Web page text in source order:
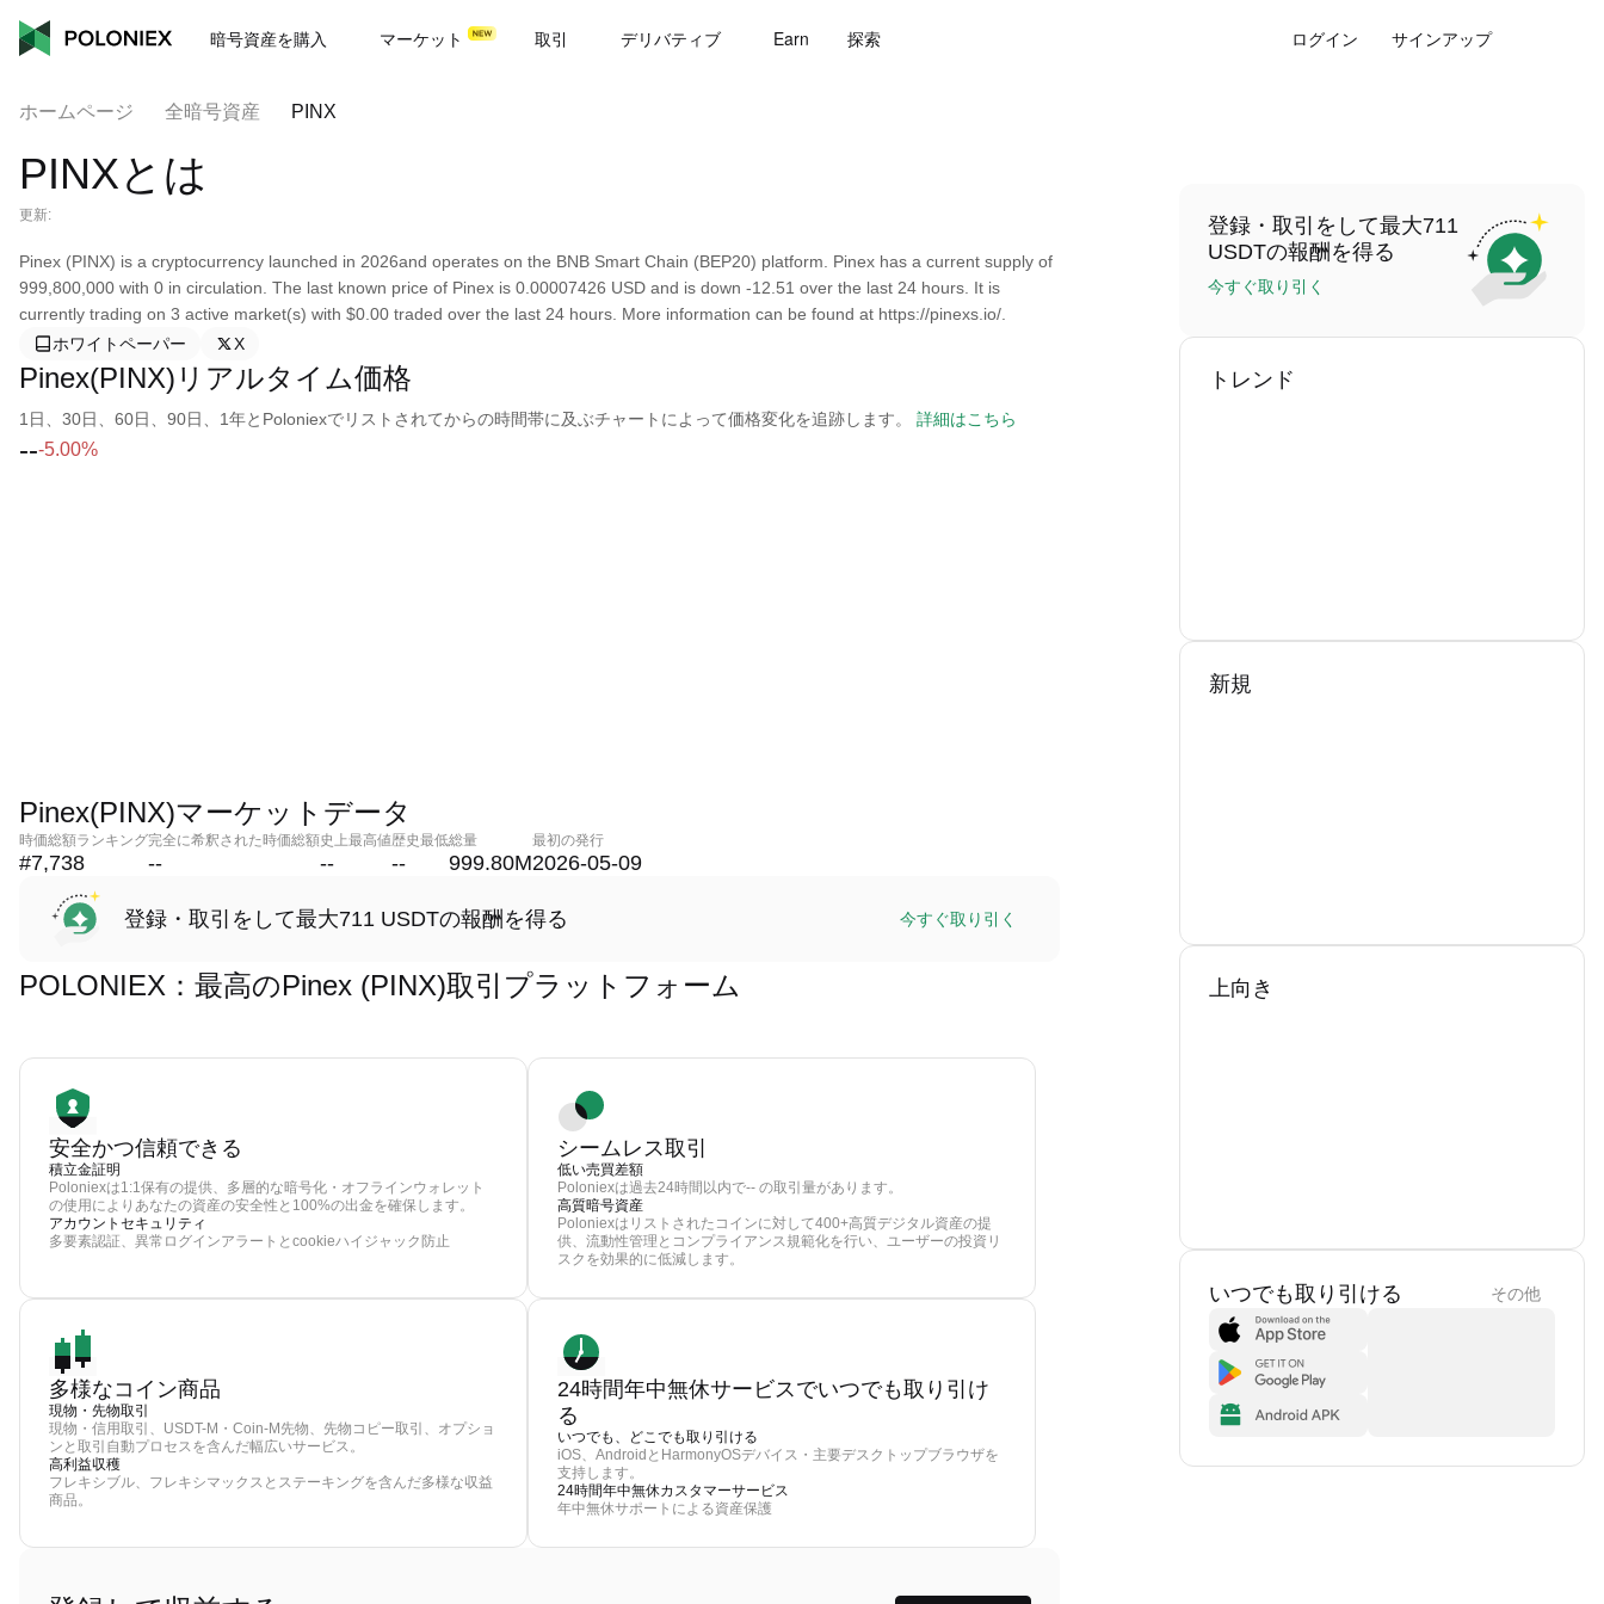
暗号資産を購入 マーケット 取引 デリバティブ Earn 探索 ログイン サインアップ
ホームページ 全暗号資産 PINX
PINXとは
更新:
Pinex (PINX) is a cryptocurrency launched in 2026and operates on the BNB Smart Chain (BEP20) platform. Pinex has a current supply of
999,800,000 with 0 in circulation. The last known price of Pinex is 0.00007426 USD and is down -12.51 over the last 24 hours. It is
currently trading on 3 active market(s) with $0.00 traded over the last 24 hours. More information can be found at https://pinexs.io/.
ホワイトペーパー
X
Pinex(PINX)リアルタイム価格
1日、30日、60日、90日、1年とPoloniexでリストされてからの時間帯に及ぶチャートによって価格変化を追跡します。 詳細はこちら
---5.00%
Pinex(PINX)マーケットデータ
時価総額ランキング
#7,738
完全に希釈された時価総額
--
史上最高値
--
歴史最低
--
総量
999.80M
最初の発行
2026-05-09
登録・取引をして最大711 USDTの報酬を得る 今すぐ取り引く
POLONIEX：最高のPinex (PINX)取引プラットフォーム
安全かつ信頼できる
積立金証明
Poloniexは1:1保有の提供、多層的な暗号化・オフラインウォレット
の使用によりあなたの資産の安全性と100%の出金を確保します。
アカウントセキュリティ
多要素認証、異常ログインアラートとcookieハイジャック防止
シームレス取引
低い売買差額
Poloniexは過去24時間以内で-- の取引量があります。
高質暗号資産
Poloniexはリストされたコインに対して400+高質デジタル資産の提
供、流動性管理とコンプライアンス規範化を行い、ユーザーの投資リ
スクを効果的に低減します。
多様なコイン商品
現物・先物取引
現物・信用取引、USDT-M・Coin-M先物、先物コピー取引、オプショ
ンと取引自動プロセスを含んだ幅広いサービス。
高利益収穫
フレキシブル、フレキシマックスとステーキングを含んだ多様な収益
商品。
24時間年中無休サービスでいつでも取り引け
る
いつでも、どこでも取り引ける
iOS、AndroidとHarmonyOSデバイス・主要デスクトップブラウザを
支持します。
24時間年中無休カスタマーサービス
年中無休サポートによる資産保護
登録・取引をして最大711
USDTの報酬を得る
今すぐ取り引く
トレンド
新規
上向き
いつでも取り引ける その他